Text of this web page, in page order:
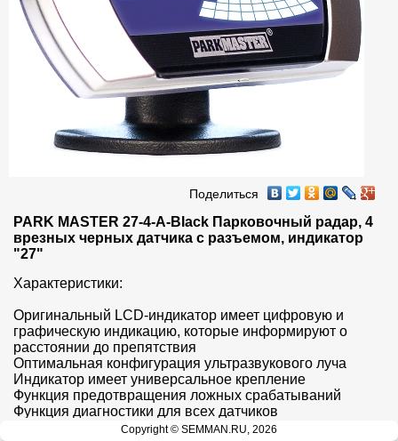
Поделиться
PARK MASTER 27-4-A-Black Парковочный радар, 4
врезных черных датчика с разъемом, индикатор
"27"
Характеристики:
Оригинальный LCD-индикатор имеет цифровую и
графическую индикацию, которые информируют о
расстоянии до препятствия
Оптимальная конфигурация ультразвукового луча
Индикатор имеет универсальное крепление
Функция предотвращения ложных срабатываний
Функция диагностики для всех датчиков
Функция запоминания выносных элементов автомобиля:
Copyright © SEMMAN.RU, 2026